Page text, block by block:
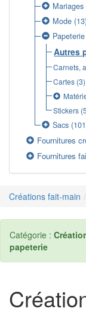
Mode
Papeterie
Autres
Carnets,
Cartes(3)
Stickers
Sacs
Fournitures
Fournitures
Créations fait-main
Catégorie :
papeterie